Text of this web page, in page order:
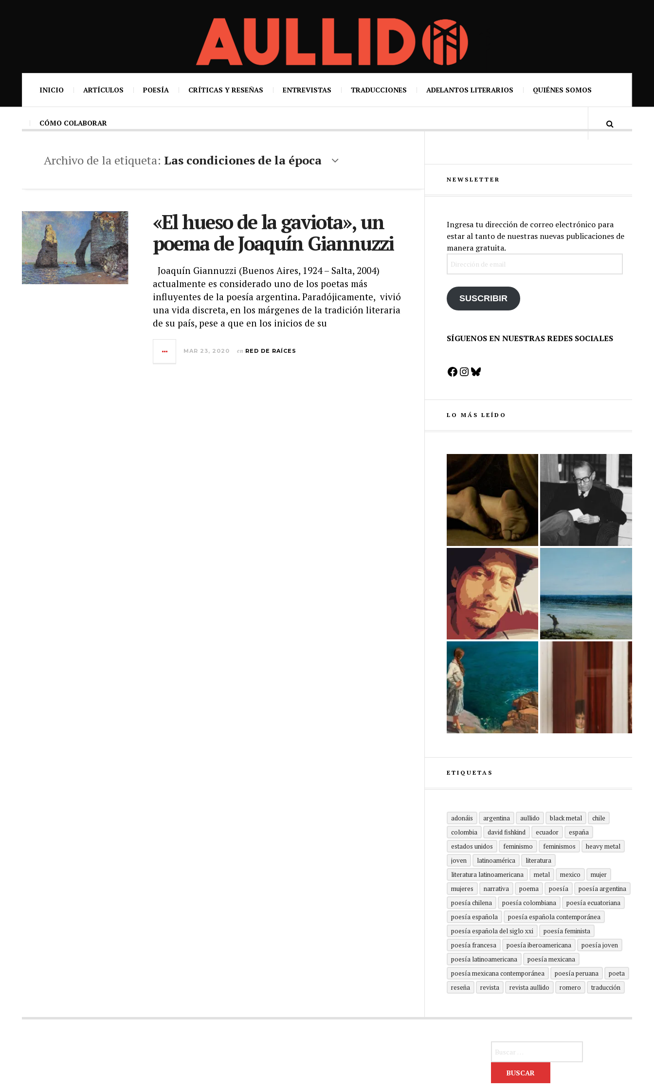
INICIO ARTÍCULOS POESÍA CRÍTICAS Y RESEÑAS ENTREVISTAS TRADUCCIONES ADELANTOS LITERARIOS QUIÉNES SOMOS
CÓMO COLABORAR
Archivo de la etiqueta: Las condiciones de la época
«El hueso de la gaviota», un
poema de Joaquín Giannuzzi
Joaquín Giannuzzi (Buenos Aires, 1924 – Salta, 2004)
actualmente es considerado uno de los poetas más
influyentes de la poesía argentina. Paradójicamente, vivió
una vida discreta, en los márgenes de la tradición literaria
de su país, pese a que en los inicios de su
MAR 23, 2020 en RED DE RAÍCES
NEWSLETTER
Ingresa tu dirección de correo electrónico para
estar al tanto de nuestras nuevas publicaciones de
manera gratuita.
SUSCRIBIR
SÍGUENOS EN NUESTRAS REDES SOCIALES
Facebook
Instagram
Bluesky
LO MÁS LEÍDO
ETIQUETAS
adonáis argentina aullido black metal
chile
colombia
david fishkind ecuador
españa
estados unidos
feminismo feminismos
heavy metal
joven
latinoamérica
literatura
literatura latinoamericana
metal mexico
mujer
mujeres
narrativa poema poesía
poesía argentina
poesía chilena
poesía colombiana
poesía ecuatoriana
poesía española
poesía española contemporánea
poesía española del siglo xxi
poesía feminista
poesía francesa
poesía iberoamericana
poesía joven
poesía latinoamericana
poesía mexicana
poesía mexicana contemporánea
poesía peruana
poeta
reseña
revista revista aullido romero traducción